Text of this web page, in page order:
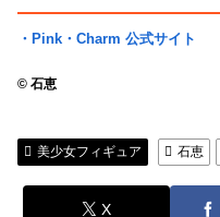
・Pink・Charm 公式サイト
© 石恵
美少女フィギュア 石恵
X